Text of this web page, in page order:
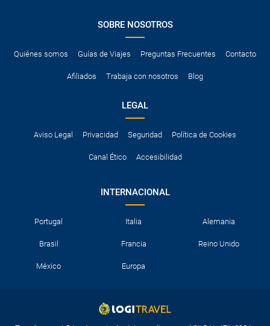
SOBRE NOSOTROS
Quiénes somos Guías de Viajes Preguntas Frecuentes Contacto
Afiliados Trabaja con nosotros Blog
LEGAL
Aviso Legal Privacidad Seguridad Política de Cookies
Canal Ético Accesibilidad
INTERNACIONAL
Portugal Italia Alemania
Brasil Francia Reino Unido
México Europa